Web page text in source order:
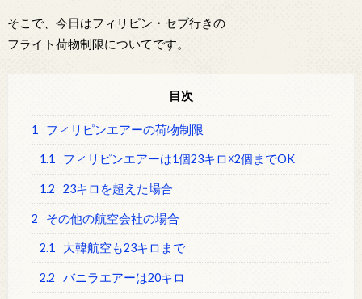
そこで、今日はフィリピン・セブ行きの
フライト荷物制限についてです。
目次
1 フィリピンエアーの荷物制限
1.1 フィリピンエアーは1個23キロ☓2個までOK
1.2 23キロを超えた場合
2 その他の航空会社の場合
2.1 大韓航空も23キロまで
2.2 バニラエアーは20キロ